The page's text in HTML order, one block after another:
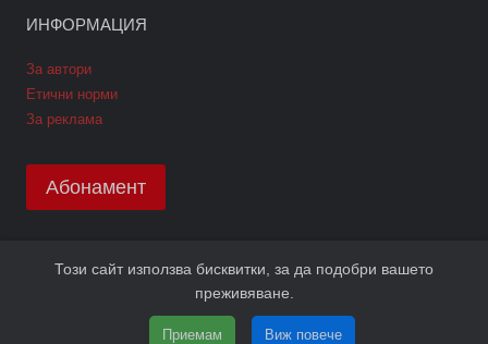
ИНФОРМАЦИЯ
За автори
Етични норми
За реклама
Абонамент
Copyright © 2026 GPNews. Всички права запазени.
Уеб дизайн и SEO от Трибест
Този сайт използва бисквитки, за да подобри вашето
преживяване.
Приемам Виж повече